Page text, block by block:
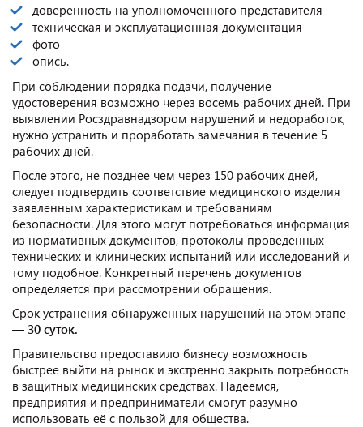
доверенность на уполномоченного представителя
техническая и эксплуатационная документация
фото
опись.
При соблюдении порядка подачи, получение
удостоверения возможно через восемь рабочих дней. При
выявлении Росздравнадзором нарушений и недоработок,
нужно устранить и проработать замечания в течение 5
рабочих дней.
После этого, не позднее чем через 150 рабочих дней,
следует подтвердить соответствие медицинского изделия
заявленным характеристикам и требованиям
безопасности. Для этого могут потребоваться информация
из нормативных документов, протоколы проведённых
технических и клинических испытаний или исследований и
тому подобное. Конкретный перечень документов
определяется при рассмотрении обращения.
Срок устранения обнаруженных нарушений на этом этапе
— 30 суток.
Правительство предоставило бизнесу возможность
быстрее выйти на рынок и экстренно закрыть потребность
в защитных медицинских средствах. Надеемся,
предприятия и предприниматели смогут разумно
использовать её с пользой для общества.